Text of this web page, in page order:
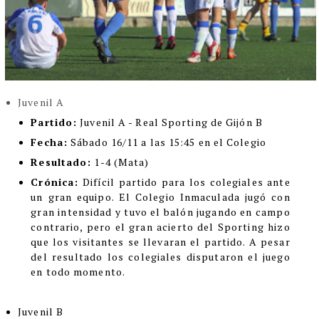
Juvenil A
Partido: Juvenil A - Real Sporting de Gijón B
Fecha: Sábado 16/11 a las 15:45 en el Colegio
Resultado: 1-4 (Mata)
Crónica: Difícil partido para los colegiales ante
un gran equipo. El Colegio Inmaculada jugó con
gran intensidad y tuvo el balón jugando en campo
contrario, pero el gran acierto del Sporting hizo
que los visitantes se llevaran el partido. A pesar
del resultado los colegiales disputaron el juego
en todo momento.
Juvenil B